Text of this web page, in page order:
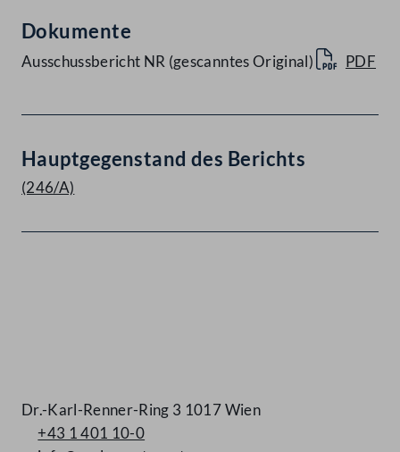
Dokumente
Ausschussbericht NR (gescanntes Original) PDF
Hauptgegenstand des Berichts
(246/A)
Dr.-Karl-Renner-Ring 3 1017 Wien
+43 1 401 10-0